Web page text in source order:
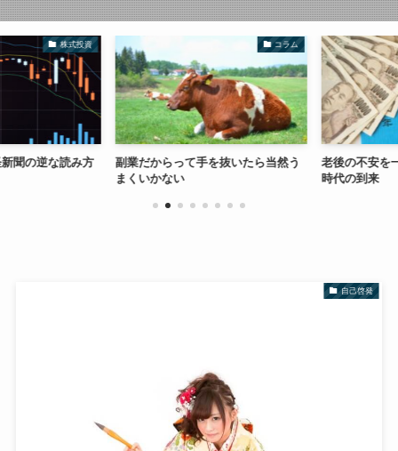
株式投資
の逆な読み方
コラム
副業だからって手を抜いたら当然う
まくいかない
老後の不安を一
時代の到来
自己啓発